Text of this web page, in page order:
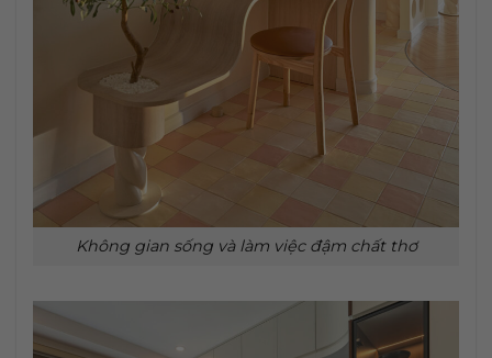
Không gian sống và làm việc đậm chất thơ